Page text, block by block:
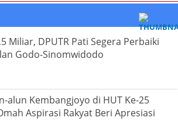
Miliar, DPUTR Pati Segera Perbaiki
Godo-Sinomwidodo
alun Kembangjoyo di HUT Ke-25
Aspirasi Rakyat Beri Apresiasi